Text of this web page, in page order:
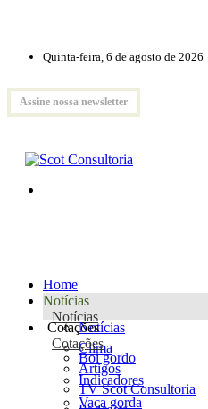
Quinta-feira, 6 de agosto de 2026
Assine nossa newsletter
Home
Notícias
Notícias
Notícias
Clima
Artigos
TV Scot Consultoria
Cotações
Cotações
Boi gordo
Indicadores
Vaca gorda